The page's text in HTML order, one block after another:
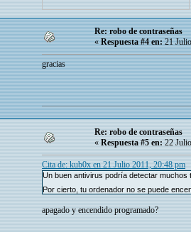
Re: robo de contraseñas
«Respuesta #4 en:21
gracias
Re: robo de contraseñas
« Respuesta #5 en: 22
Cita de: kub0x en 21 Julio 2011, 20:48 pm
Un buen antivirus podría detectar muchos
Por cierto, tu ordenador no se puede
apagado y encendido programado?